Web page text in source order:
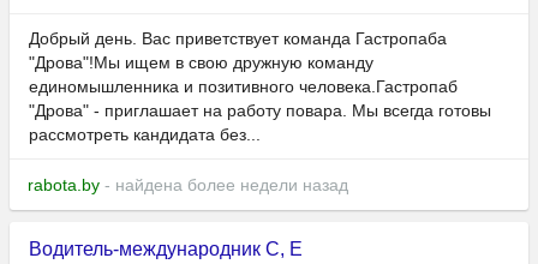
Добрый день. Вас приветствует команда Гастропаба
"Дрова"!Мы ищем в свою дружную команду
единомышленника и позитивного человека.Гастропаб
"Дрова" - приглашает на работу повара. Мы всегда готовы
рассмотреть кандидата без...
rabota.by - найдена более недели назад
Водитель-международник C, E